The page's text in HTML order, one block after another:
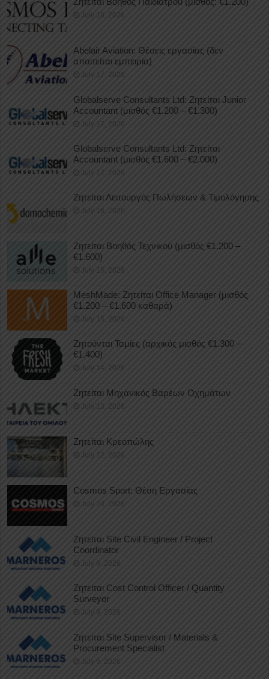
July 18, 2026
Abelair Aviation: Θέσεις εργασίας (δεν
απαιτείται εμπειρία)
July 17, 2026
Globalserve Consultants Ltd: Ζητείται Junior
Accountant (μισθός €1.200 – €1.300)
July 17, 2026
Globalserve Consultants Ltd: Ζητείται
Accountant (μισθός €1.600 – €2.000)
July 17, 2026
Ζητείται Λειτουργός Πωλήσεων & Τιμολόγησης
July 16, 2026
Ζητείται Βοηθός Τεχνικού (μισθός €1.200 –
€1.600)
July 15, 2026
MeshMade: Ζητείται Office Manager (μισθός
€1.200 – €1.600 καθαρά)
July 15, 2026
Ζητούνται Ταμίες (αρχικός μισθός €1.300 –
€1.400)
July 14, 2026
Ζητείται Μηχανικός Βαρέων Οχημάτων
July 13, 2026
Ζητείται Κρεοπώλης
July 12, 2026
Cosmos Sport: Θέση Εργασίας
July 10, 2026
Ζητείται Site Civil Engineer / Project
Coordinator
July 9, 2026
Ζητείται Cost Control Officer / Quantity
Surveyor
July 9, 2026
Ζητείται Site Supervisor / Materials &
Procurement Specialist
July 9, 2026